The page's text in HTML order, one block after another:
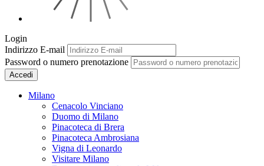
Login
Indirizzo E-mail
Password o numero prenotazione
Accedi
Milano
Cenacolo Vinciano
Duomo di Milano
Pinacoteca di Brera
Pinacoteca Ambrosiana
Vigna di Leonardo
Visitare Milano